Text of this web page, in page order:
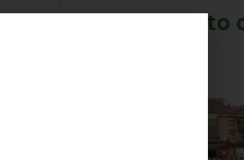
4 de agosto